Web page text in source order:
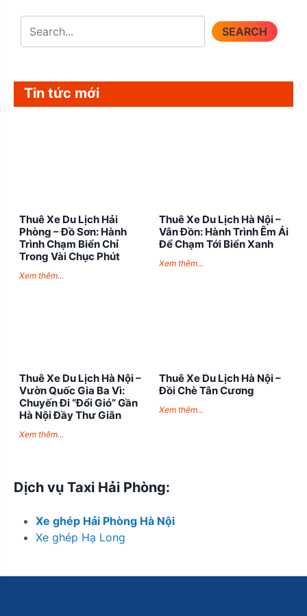
SEARCH
Tin tức mới
Thuê Xe Du Lịch Hải
Phòng – Đồ Sơn: Hành
Trình Chạm Biển Chỉ
Trong Vài Chục Phút
Xem thêm...
Thuê Xe Du Lịch Hà Nội –
Vân Đồn: Hành Trình Êm Ái
Để Chạm Tới Biển Xanh
Xem thêm...
Thuê Xe Du Lịch Hà Nội –
Vườn Quốc Gia Ba Vì:
Chuyến Đi “Đổi Gió” Gần
Hà Nội Đầy Thư Giãn
Xem thêm...
Thuê Xe Du Lịch Hà Nội –
Đồi Chè Tân Cương
Xem thêm...
Dịch vụ Taxi Hải Phòng:
Xe ghép Hải Phòng Hà Nội
Xe ghép Hạ Long